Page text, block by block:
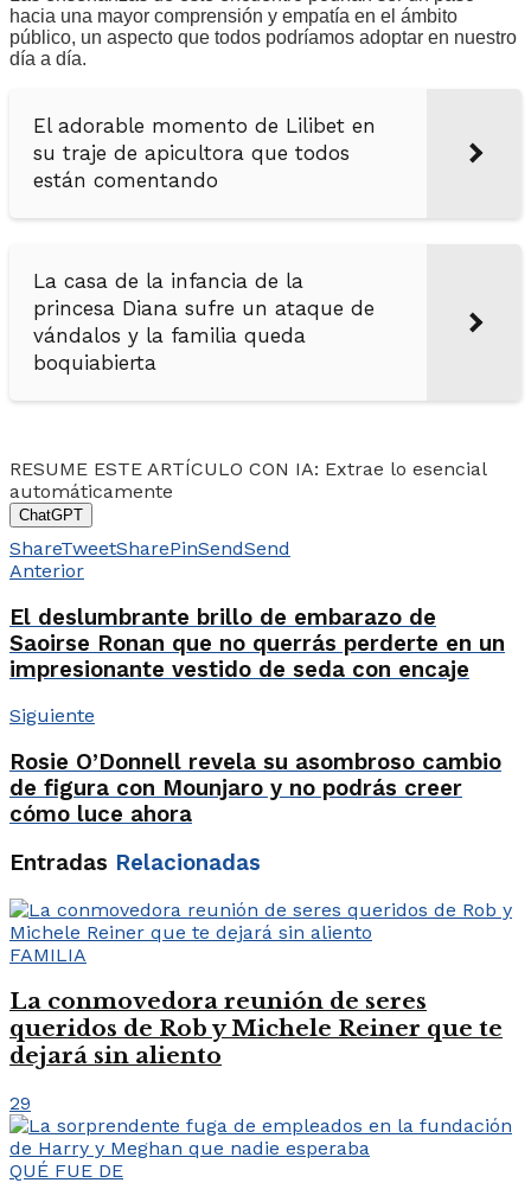
hacia una mayor comprensión y empatía en el ámbito
público, un aspecto que todos podríamos adoptar en nuestro
día a día.
El adorable momento de Lilibet en
su traje de apicultora que todos
están comentando
La casa de la infancia de la
princesa Diana sufre un ataque de
vándalos y la familia queda
boquiabierta
RESUME ESTE ARTÍCULO CON IA: Extrae lo esencial
automáticamente
ChatGPT
ShareTweetSharePinSendSend
Anterior
El deslumbrante brillo de embarazo de
Saoirse Ronan que no querrás perderte en un
impresionante vestido de seda con encaje
Siguiente
Rosie O’Donnell revela su asombroso cambio
de figura con Mounjaro y no podrás creer
cómo luce ahora
Entradas Relacionadas
FAMILIA
La conmovedora reunión de seres
queridos de Rob y Michele Reiner que te
dejará sin aliento
29
QUÉ FUE DE